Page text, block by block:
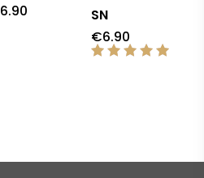
6.90
SN
€6.90